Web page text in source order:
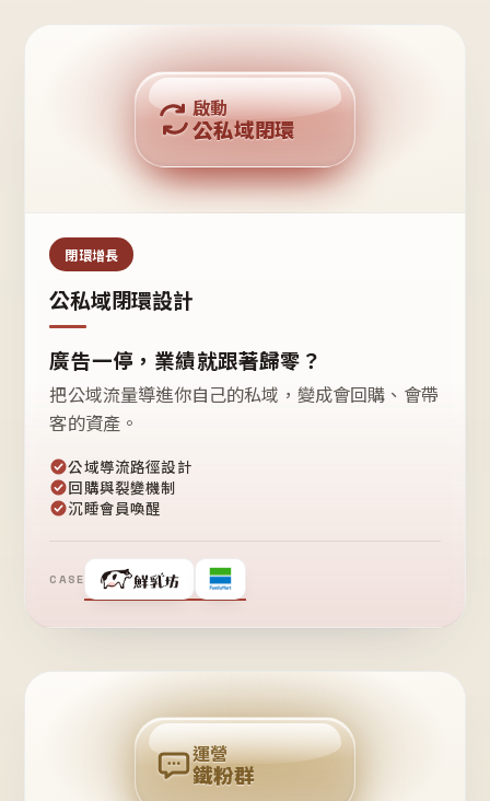
公域流量
私域鐵粉
回購複利
啟動
公私域閉環
閉環增長
公私域閉環設計
廣告一停，業績就跟著歸零？
把公域流量導進你自己的私域，變成會回購、會帶
客的資產。
公域導流路徑設計
回購與裂變機制
沉睡會員喚醒
CASE
❤
粉
回
購
運營
鐵粉群